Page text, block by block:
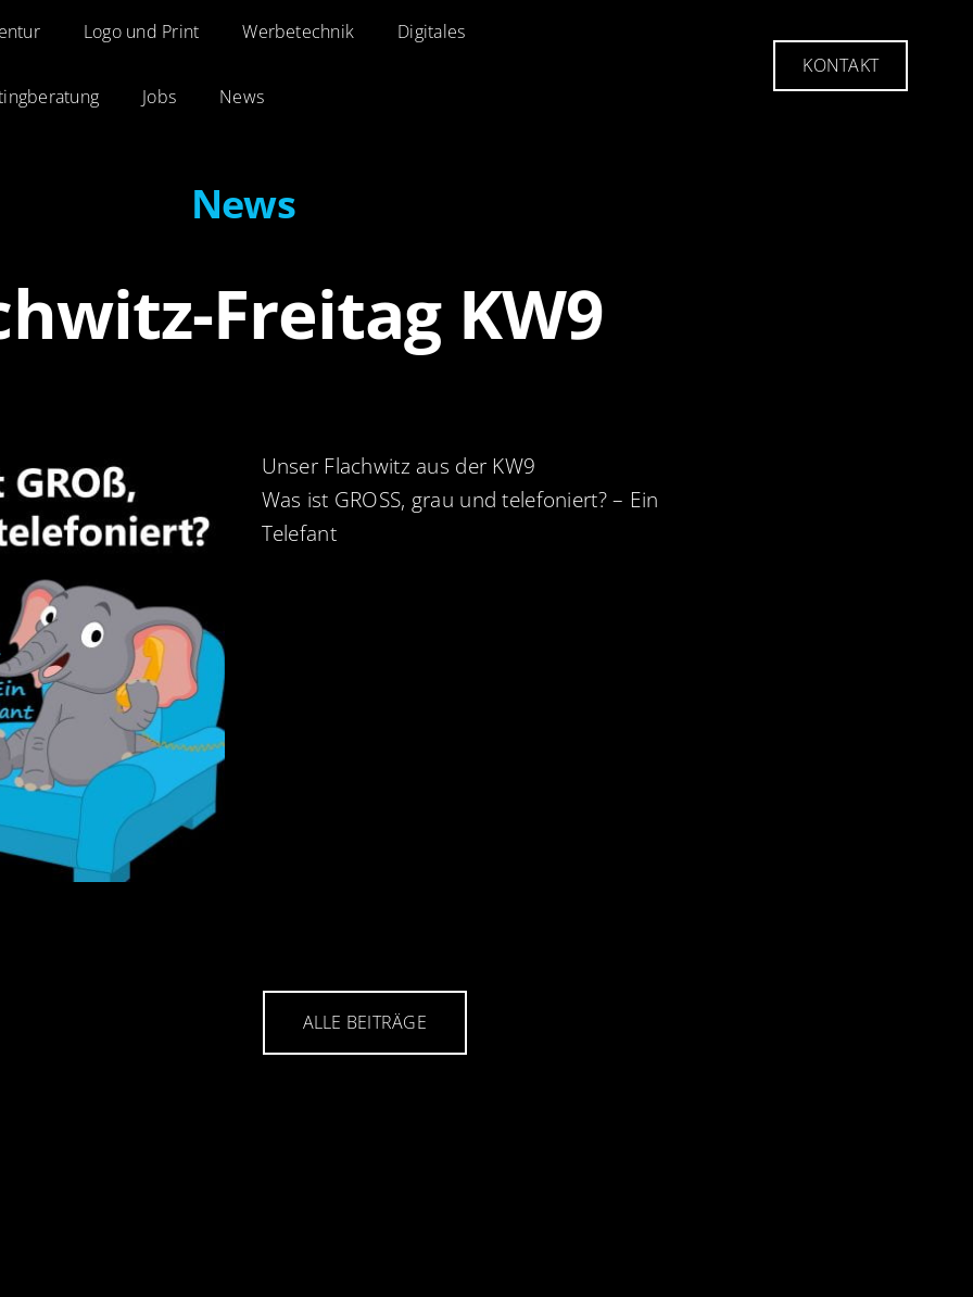
Logo und Print Werbetechnik Digitales
Jobs News
KONTAKT
Logo und Print Werbetechnik Digitales
Jobs News
KONTAKT
News
Freitag KW9
Unser Flachwitz aus der KW9
Was ist GROSS, grau und telefoniert? – Ein
Telefant
ALLE BEITRÄGE